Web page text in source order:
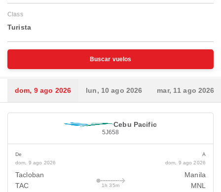
Class
Turista
Buscar vuelos
dom, 9 ago 2026 lun, 10 ago 2026 mar, 11 ago 2026
Cebu Pacific
5J658
De
dom, 9 ago 2026
Tacloban
TAC
1h 35m
A
dom, 9 ago 2026
Manila
MNL